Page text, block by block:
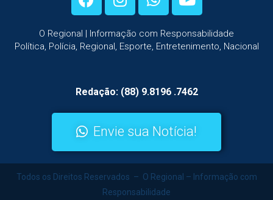
O Regional | Informação com Responsabilidade
Política, Polícia, Regional, Esporte, Entretenimento, Nacional
Redação: (88) 9.8196 .7462
Envie sua Notícia!
Todos os Direitos Reservados – O Regional – Informação com
Responsabilidade